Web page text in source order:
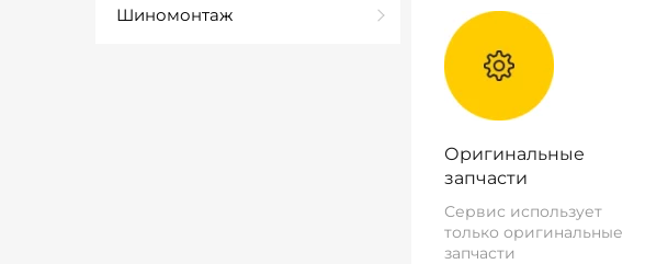
Шиномонтаж
Оригинальные
запчасти
Сервис использует
только оригинальные
запчасти